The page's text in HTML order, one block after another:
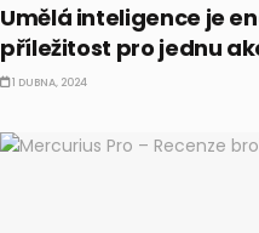
Umělá inteligence je
příležitost pro jednu
1 DUBNA, 2024